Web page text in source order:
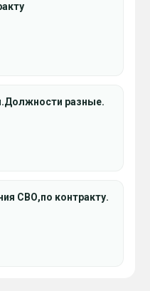
разные.
СВО,по контракту.